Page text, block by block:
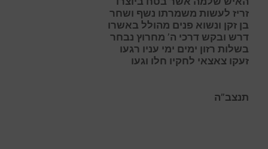
זריז לעשות משמרתו נשף ושחר
בן זקן ונשוא פנים מהולל באשרו
דרש ובקש דרכי ה’ מחרוץ נבחר
בשלות רזון ימים ימי עניו רגעו
זעקו צאצאי לחקיו חלו וגעו
תנצב”ה